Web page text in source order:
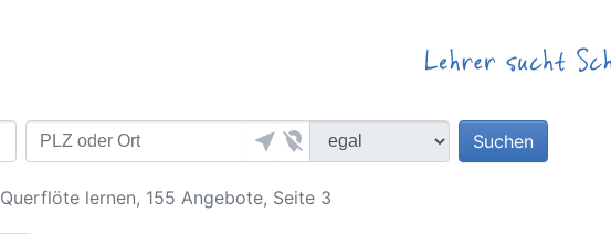
near_me location_off Suchen
Querflöte lernen, 155 Angebote, Seite 3